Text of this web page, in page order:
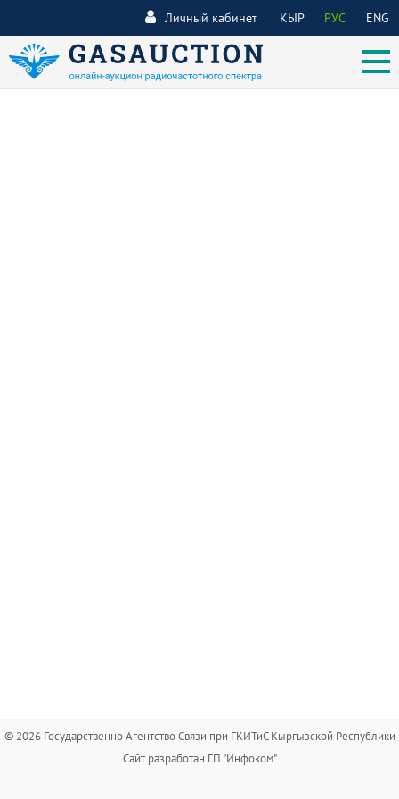
КЫР РУС ENG
Личный кабинет
© 2026 Государственно Агентство Связи при ГКИТиС Кыргызской Республики
Сайт разработан ГП "Инфоком"